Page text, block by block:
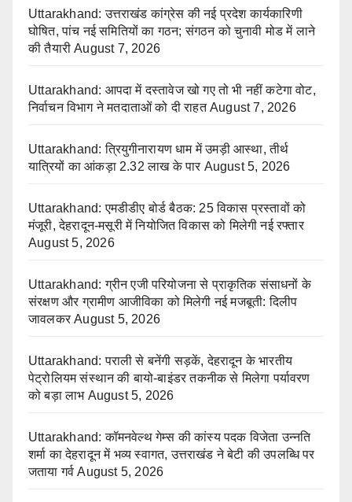
Uttarakhand: उत्तराखंड कांग्रेस की नई प्रदेश कार्यकारिणी
घोषित, पांच नई समितियों का गठन; संगठन को चुनावी मोड में लाने
की तैयारी August 7, 2026
Uttarakhand: आपदा में दस्तावेज खो गए तो भी नहीं कटेगा वोट,
निर्वाचन विभाग ने मतदाताओं को दी राहत August 7, 2026
Uttarakhand: त्रियुगीनारायण धाम में उमड़ी आस्था, तीर्थ
यात्रियों का आंकड़ा 2.32 लाख के पार August 5, 2026
Uttarakhand: एमडीडीए बोर्ड बैठक: 25 विकास प्रस्तावों को
मंजूरी, देहरादून-मसूरी में नियोजित विकास को मिलेगी नई रफ्तार
August 5, 2026
Uttarakhand: ग्रीन एजी परियोजना से प्राकृतिक संसाधनों के
संरक्षण और ग्रामीण आजीविका को मिलेगी नई मजबूती: दिलीप
जावलकर August 5, 2026
Uttarakhand: पराली से बनेंगी सड़कें, देहरादून के भारतीय
पेट्रोलियम संस्थान की बायो-बाइंडर तकनीक से मिलेगा पर्यावरण
को बड़ा लाभ August 5, 2026
Uttarakhand: कॉमनवेल्थ गेम्स की कांस्य पदक विजेता उन्नति
शर्मा का देहरादून में भव्य स्वागत, उत्तराखंड ने बेटी की उपलब्धि पर
जताया गर्व August 5, 2026